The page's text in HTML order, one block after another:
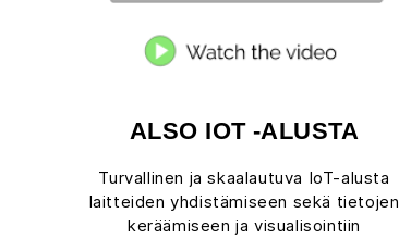
ALSO IOT -ALUSTA
Turvallinen ja skaalautuva IoT-alusta
laitteiden yhdistämiseen sekä tietojen
keräämiseen ja visualisointiin